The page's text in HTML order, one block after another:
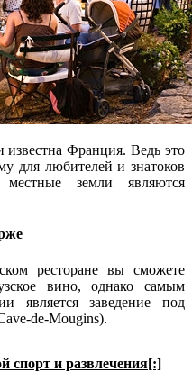
Франция. Ведь это
для любителей и знатоков
местные земли являются
ресторане вы сможете
вино, однако самым
является заведение под
de-Mougins).
спорт и развлечения[:]